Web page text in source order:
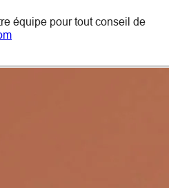
équipe pour tout conseil de